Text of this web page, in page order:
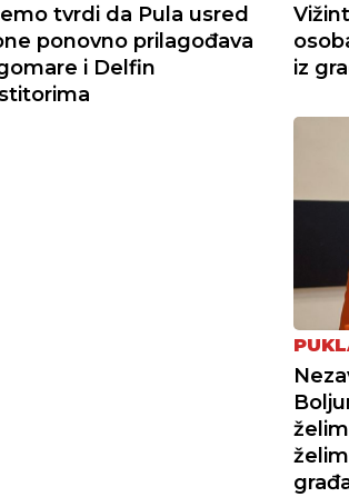
tvrdi da Pula usred
ponovno prilagođava
i Delfin
iz